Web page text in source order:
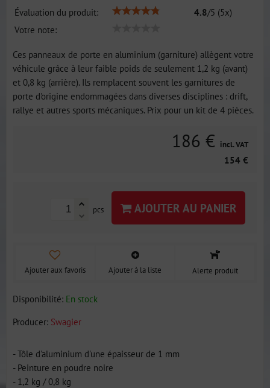
Évaluation du produit: 4.8/5 (5x)
Votre note:
Ces panneaux de porte en aluminium (garniture) allègent votre
véhicule grâce à leur faible poids de seulement 1,2 kg (avant)
et 0,8 kg (arrière). Ils remplacent souvent les garnitures de
porte d'origine endommagées dans diverses disciplines : drift,
rallye et autres sports mécaniques. Prix pour un kit de 4 pièces.
186 € incl. VAT
154 €
pcs AJOUTER AU PANIER
Ajouter aux favoris Ajouter à la liste Alerte produit
Disponibilité: En stock
Producer: Swagier
- Tôle d'aluminium d'une épaisseur de 1 mm
- Peinture en poudre noire
- 1,2 kg / 0,8 kg